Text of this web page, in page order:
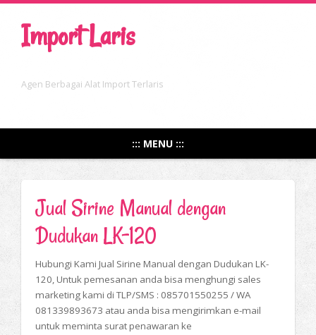
Import Laris
Agen Berbagai Alat Import Terlaris
::: MENU :::
Jual Sirine Manual dengan
Dudukan LK-120
Hubungi Kami Jual Sirine Manual dengan Dudukan LK-
120, Untuk pemesanan anda bisa menghungi sales
marketing kami di TLP/SMS : 085701550255 / WA
081339893673 atau anda bisa mengirimkan e-mail
untuk meminta surat penawaran ke